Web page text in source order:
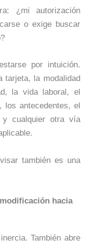
¿mi autorización
o exige buscar
por intuición.
tarjeta, la modalidad
la vida laboral, el
los antecedentes, el
y cualquier otra vía
también es una
hacia
También abre